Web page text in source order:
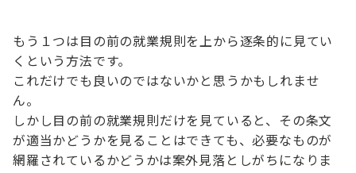
もう１つは目の前の就業規則を上から逐条的に見てい
くという方法です。
これだけでも良いのではないかと思うかもしれませ
ん。
しかし目の前の就業規則だけを見ていると、その条文
が適当かどうかを見ることはできても、必要なものが
網羅されているかどうかは案外見落としがちになりま